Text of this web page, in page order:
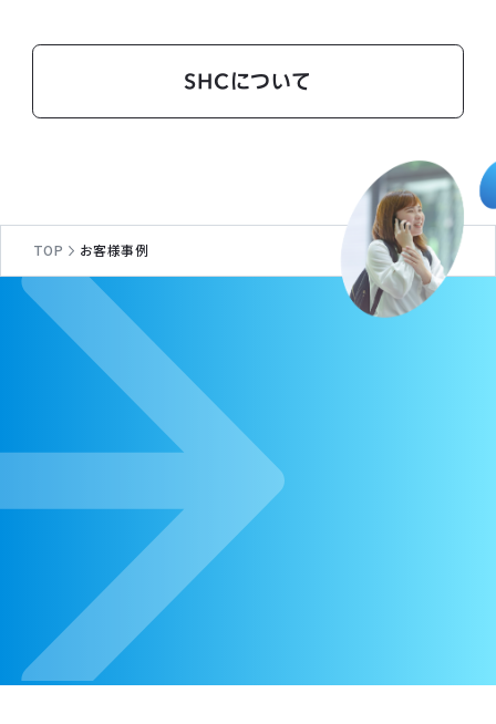
SHCについて
TOP お客様事例
CON TA